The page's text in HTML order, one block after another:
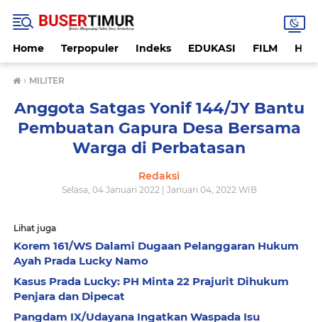
Home Terpopuler Indeks EDUKASI FILM
› MILITER
Anggota Satgas Yonif 144/JY Bantu
Pembuatan Gapura Desa Bersama
Warga di Perbatasan
Redaksi
Selasa, 04 Januari 2022 | Januari 04, 2022 WIB
Lihat juga
Korem 161/WS Dalami Dugaan Pelanggaran Hukum
Ayah Prada Lucky Namo
Kasus Prada Lucky: PH Minta 22 Prajurit Dihukum
Penjara dan Dipecat
Pangdam IX/Udayana Ingatkan Waspada Isu